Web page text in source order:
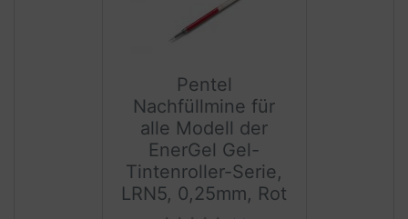
Pentel
Nachfüllmine für
alle Modell der
EnerGel Gel-
Tintenroller-Serie,
LRN5, 0,25mm, Rot